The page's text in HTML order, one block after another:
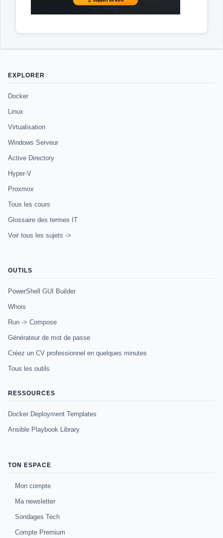
EXPLORER
Docker
Linux
Virtualisation
Windows Serveur
Active Directory
Hyper-V
Proxmox
Tous les cours
Glossaire des termes IT
Voir tous les sujets ->
OUTILS
PowerShell GUI Builder
Whois
Run -> Compose
Générateur de mot de passe
Créez un CV professionnel en quelques minutes
Tous les outils
RESSOURCES
Docker Deployment Templates
Ansible Playbook Library
TON ESPACE
Mon compte
Ma newsletter
Sondages Tech
Compte Premium